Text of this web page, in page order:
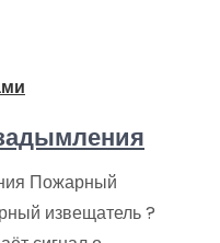
Пожарный
извещатель ?